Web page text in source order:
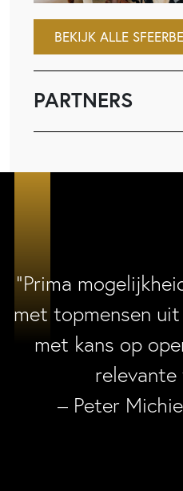
BEKIJK ALLE
PARTNERS
“Prima
met topmensen
met kans op
relevante
– Peter